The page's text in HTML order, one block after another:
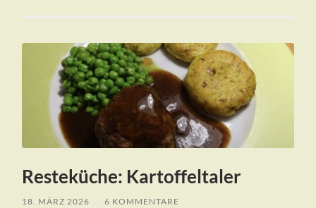
Resteküche: Kartoffeltaler
18. MÄRZ 2026 6 KOMMENTARE